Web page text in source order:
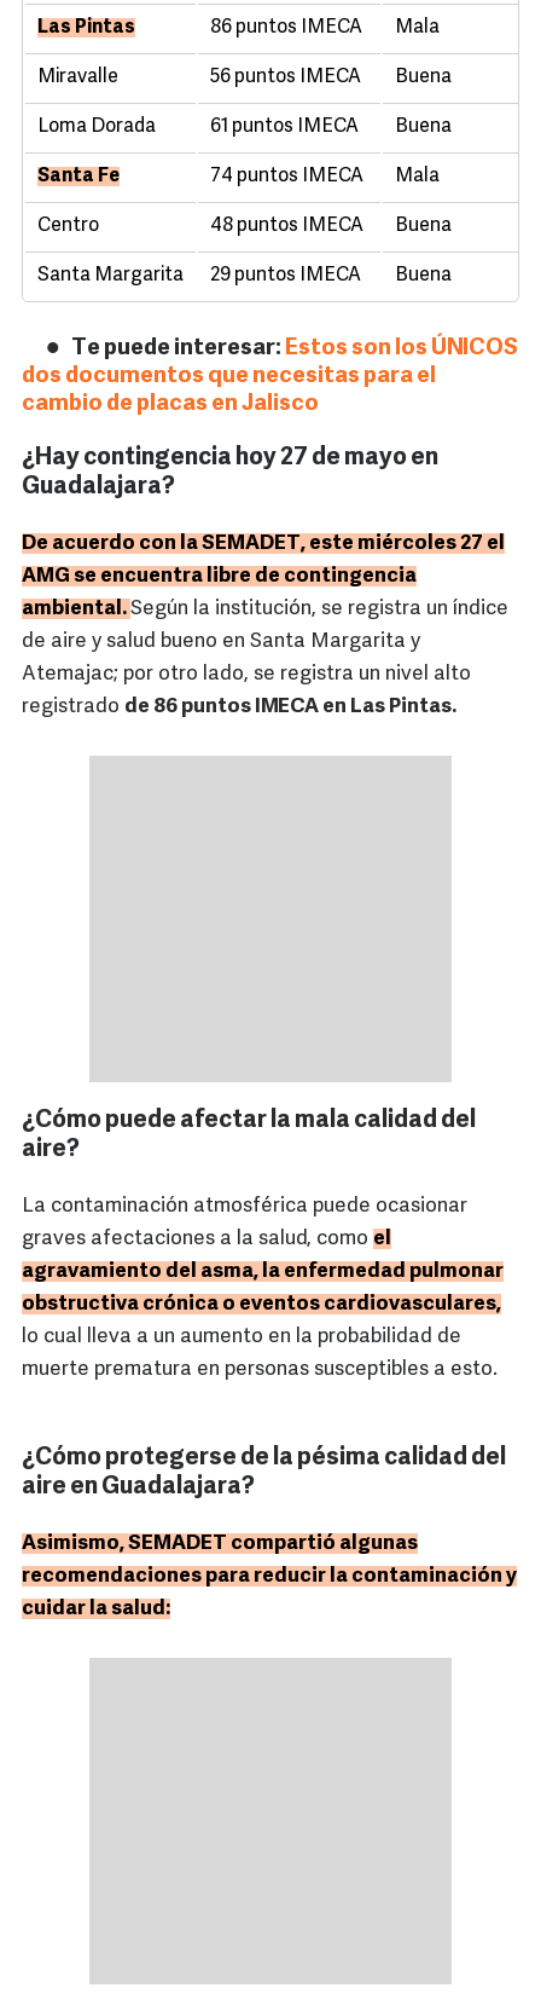
Las Pintas 86 puntos IMECA Mala
Miravalle 56 puntos IMECA Buena
Loma Dorada 61 puntos IMECA Buena
Santa Fe 74 puntos IMECA Mala
Centro 48 puntos IMECA Buena
Santa Margarita 29 puntos IMECA Buena
Te puede interesar: Estos son los ÚNICOS
dos documentos que necesitas para el
cambio de placas en Jalisco
¿Hay contingencia hoy 27 de mayo en
Guadalajara?
De acuerdo con la SEMADET, este miércoles 27 el
AMG se encuentra libre de contingencia
ambiental.Según la institución, se registra un índice
de aire y salud bueno en Santa Margarita y
Atemajac; por otro lado, se registra un nivel alto
registrado de 86 puntos IMECA en Las Pintas.
¿Cómo puede afectar la mala calidad del
aire?
La contaminación atmosférica puede ocasionar
graves afectaciones a la salud, como el
agravamiento del asma, la enfermedad pulmonar
obstructiva crónica o eventos cardiovasculares,
lo cual lleva a un aumento en la probabilidad de
muerte prematura en personas susceptibles a esto.
¿Cómo protegerse de la pésima calidad del
aire en Guadalajara?
Asimismo, SEMADET compartió algunas
recomendaciones para reducir la contaminación y
cuidar la salud: